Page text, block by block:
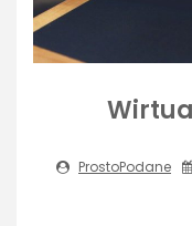
ProstoPodane